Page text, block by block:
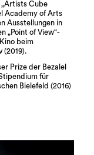
Cube
Academy of Arts
Ausstellungen in
„Point of View“-
beim
(2019).
Prize der Bezalel
für